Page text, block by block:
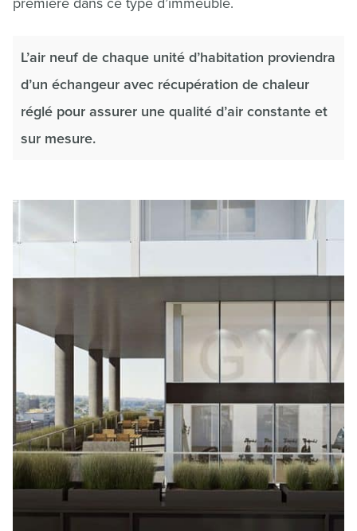
L’air neuf de chaque unité d’habitation proviendra
d’un échangeur avec récupération de chaleur
réglé pour assurer une qualité d’air constante et
sur mesure.